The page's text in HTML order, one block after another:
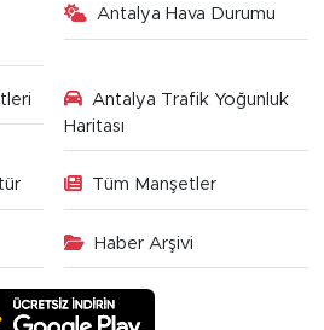
Antalya Hava Durumu
Antalya Trafik Yoğunluk
Haritası
Tüm Manşetler
Haber Arşivi